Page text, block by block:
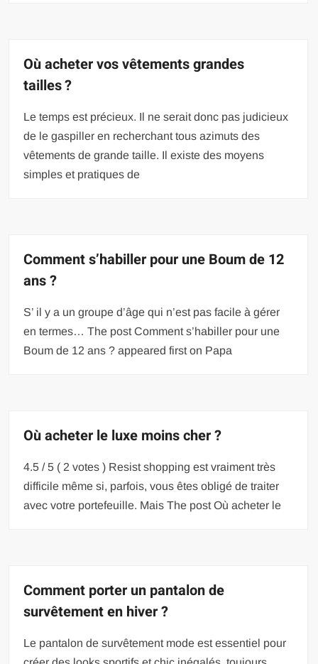
Où acheter vos vêtements grandes
tailles ?
Le temps est précieux. Il ne serait donc pas judicieux
de le gaspiller en recherchant tous azimuts des
vêtements de grande taille. Il existe des moyens
simples et pratiques de
Comment s’habiller pour une Boum de 12
ans ?
S’ il y a un groupe d’âge qui n’est pas facile à gérer
en termes… The post Comment s’habiller pour une
Boum de 12 ans ? appeared first on Papa
Où acheter le luxe moins cher ?
4.5 / 5 ( 2 votes ) Resist shopping est vraiment très
difficile même si, parfois, vous êtes obligé de traiter
avec votre portefeuille. Mais The post Où acheter le
Comment porter un pantalon de
survêtement en hiver ?
Le pantalon de survêtement mode est essentiel pour